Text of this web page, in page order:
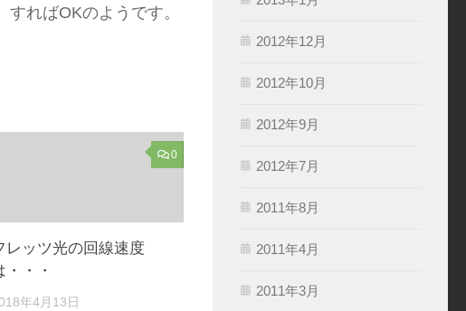
ればOKのようです。
0
レッツ光の回線速度
・・・
年4月13日
2012年12月
2012年10月
2012年9月
2012年7月
2011年8月
2011年4月
2011年3月